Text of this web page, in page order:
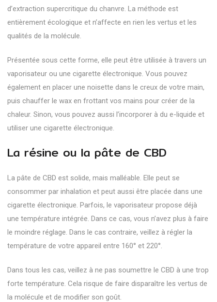
d’extraction supercritique du chanvre. La méthode est
entièrement écologique et n’affecte en rien les vertus et les
qualités de la molécule.
Présentée sous cette forme, elle peut être utilisée à travers un
vaporisateur ou une cigarette électronique. Vous pouvez
également en placer une noisette dans le creux de votre main,
puis chauffer le wax en frottant vos mains pour créer de la
chaleur. Sinon, vous pouvez aussi l’incorporer à du e-liquide et
utiliser une cigarette électronique.
La résine ou la pâte de CBD
La pâte de CBD est solide, mais malléable. Elle peut se
consommer par inhalation et peut aussi être placée dans une
cigarette électronique. Parfois, le vaporisateur propose déjà
une température intégrée. Dans ce cas, vous n’avez plus à faire
le moindre réglage. Dans le cas contraire, veillez à régler la
température de votre appareil entre 160° et 220°.
Dans tous les cas, veillez à ne pas soumettre le CBD à une trop
forte température. Cela risque de faire disparaître les vertus de
la molécule et de modifier son goût.